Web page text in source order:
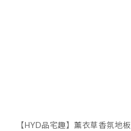
【HYD品宅趣】薰衣草香氛地板